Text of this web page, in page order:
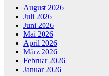
August 2026
Juli 2026
Juni 2026
Mai 2026
April 2026
März 2026
Februar 2026
Januar 2026